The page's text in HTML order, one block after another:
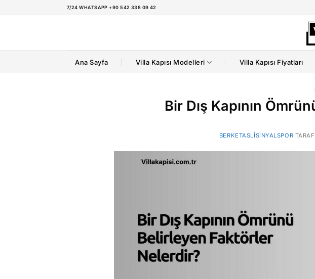
7/24 WHATSAPP +90 542 338 09 42
Ana Sayfa Villa Kapısı Modelleri Villa Kapısı Fiyatları
Bir Dış Kapının
BERKETASLISINYALSPOR